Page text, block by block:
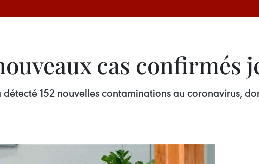
cas confirmés
152 nouvelles contaminations au coronavirus,